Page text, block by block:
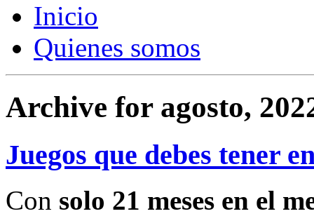
Inicio
Quienes somos
Archive for agosto,
Juegos que debes tener
Con solo 21 meses en el